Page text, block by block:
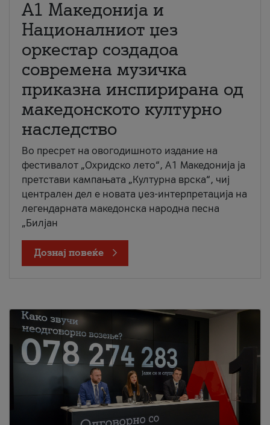
А1 Македонија и
Националниот џез
оркестар создадоа
современа музичка
приказна инспирирана од
македонското културно
наследство
Во пресрет на овогодишното издание на
фестивалот „Охридско лето“, А1 Македонија ја
претстави кампањата „Културна врска“, чиј
централен дел е новата џез-интерпретација на
легендарната македонска народна песна
„Билјан
Дознај повеќе